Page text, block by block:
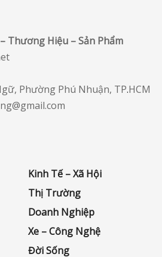
Thương Hiệu – Sản Phẩm
Phường Phú Nhuận, TP.HCM
Kinh Tế – Xã Hội
Thị Trường
Doanh Nghiệp
Xe – Công Nghệ
Đời Sống